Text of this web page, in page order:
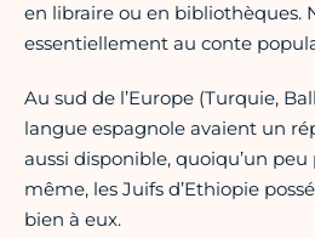
en libraire ou en bibliothèques.
essentiellement au conte
Au sud de l’Europe (Turquie,
langue espagnole avaient un
aussi disponible, quoiqu’un
même, les Juifs d’Ethiopie
bien à eux.